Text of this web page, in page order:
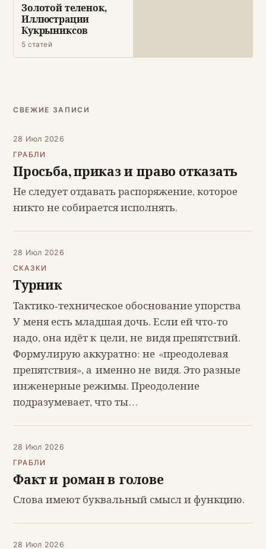
Золотой теленок,
Иллюстрации
Кукрыниксов
5 статей
СВЕЖИЕ ЗАПИСИ
28 Июл 2026
ГРАБЛИ
Просьба, приказ и право отказать
Не следует отдавать распоряжение, которое
никто не собирается исполнять.
28 Июл 2026
СКАЗКИ
Турник
Тактико-техническое обоснование упорства
У меня есть младшая дочь. Если ей что-то
надо, она идёт к цели, не видя препятствий.
Формулирую аккуратно: не «преодолевая
препятствия», а именно не видя. Это разные
инженерные режимы. Преодоление
подразумевает, что ты…
28 Июл 2026
ГРАБЛИ
Факт и роман в голове
Слова имеют буквальный смысл и функцию.
28 Июл 2026